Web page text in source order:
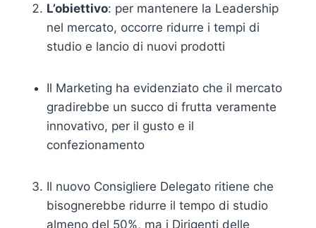
L’obiettivo: per mantenere la Leadership
nel mercato, occorre ridurre i tempi di
studio e lancio di nuovi prodotti
Il Marketing ha evidenziato che il mercato
gradirebbe un succo di frutta veramente
innovativo, per il gusto e il
confezionamento
Il nuovo Consigliere Delegato ritiene che
bisognerebbe ridurre il tempo di studio
almeno del 50%, ma i Dirigenti delle